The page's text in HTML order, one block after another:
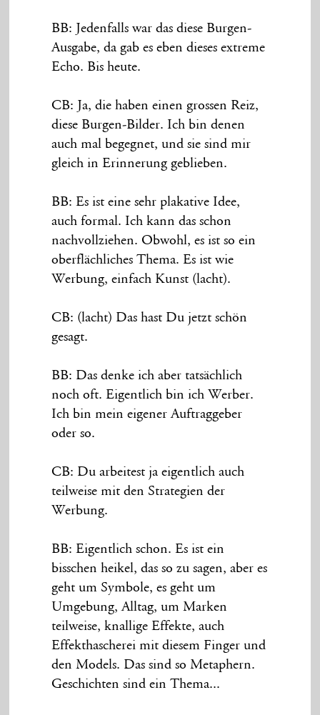
BB: Jedenfalls war das diese Burgen-
Ausgabe, da gab es eben dieses extreme
Echo. Bis heute.
CB: Ja, die haben einen grossen Reiz,
diese Burgen-Bilder. Ich bin denen
auch mal begegnet, und sie sind mir
gleich in Erinnerung geblieben.
BB: Es ist eine sehr plakative Idee,
auch formal. Ich kann das schon
nachvollziehen. Obwohl, es ist so ein
oberflächliches Thema. Es ist wie
Werbung, einfach Kunst (lacht).
CB: (lacht) Das hast Du jetzt schön
gesagt.
BB: Das denke ich aber tatsächlich
noch oft. Eigentlich bin ich Werber.
Ich bin mein eigener Auftraggeber
oder so.
CB: Du arbeitest ja eigentlich auch
teilweise mit den Strategien der
Werbung.
BB: Eigentlich schon. Es ist ein
bisschen heikel, das so zu sagen, aber es
geht um Symbole, es geht um
Umgebung, Alltag, um Marken
teilweise, knallige Effekte, auch
Effekthascherei mit diesem Finger und
den Models. Das sind so Metaphern.
Geschichten sind ein Thema...